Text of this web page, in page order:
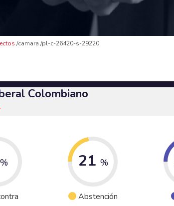
camara pl-c-26420-s-29220
Colombiano
% 21 %
Abstención